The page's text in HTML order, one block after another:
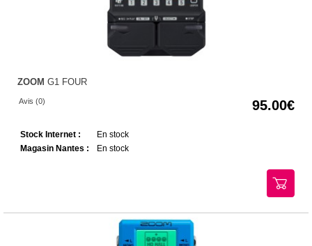
ZOOM G1 FOUR
Avis (0) 95.00
Stock Internet :
En stock
Magasin Nantes :
En stock